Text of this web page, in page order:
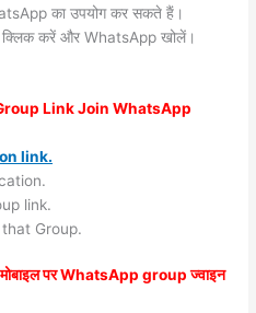
का उपयोग कर सकते हैं।
क्लिक करें और WhatsApp खोलें।
Link Join WhatsApp
link.
link.
Group.
पर WhatsApp group ज्वाइन